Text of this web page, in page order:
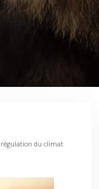
régulation du climat